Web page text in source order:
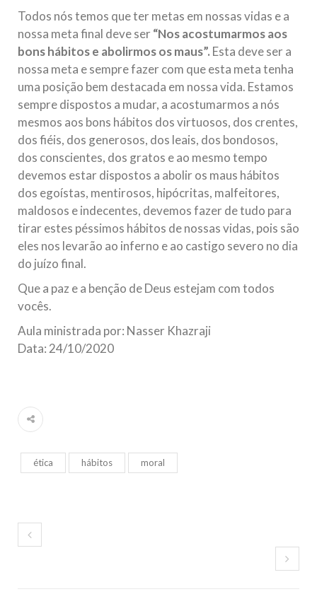
Todos nós temos que ter metas em nossas vidas e a
nossa meta final deve ser“Nos acostumarmos aos
bons hábitos e abolirmos os maus”. Esta deve ser a
nossa meta e sempre fazer com que esta meta tenha
uma posição bem destacada em nossa vida. Estamos
sempre dispostos a mudar, a acostumarmos a nós
mesmos aos bons hábitos dos virtuosos, dos crentes,
dos fiéis, dos generosos, dos leais, dos bondosos,
dos conscientes, dos gratos e ao mesmo tempo
devemos estar dispostos a abolir os maus hábitos
dos egoístas, mentirosos, hipócritas, malfeitores,
maldosos e indecentes, devemos fazer de tudo para
tirar estes péssimos hábitos de nossas vidas, pois são
eles nos levarão ao inferno e ao castigo severo no dia
do juízo final.
Que a paz e a benção de Deus estejam com todos
vocês.
Aula ministrada por: Nasser Khazraji
Data: 24/10/2020
ética hábitos moral